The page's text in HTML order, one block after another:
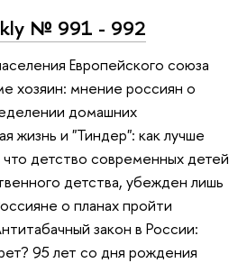
№ 991 - 992
Европейского союза
хозяин: мнение россиян о
домашних
жизнь и "Тиндер": как лучше
детство современных детей
детства, убежден лишь
о планах пройти
закон в России:
95 лет со дня рождения